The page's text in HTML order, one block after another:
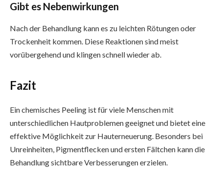
Gibt es Nebenwirkungen
Nach der Behandlung kann es zu leichten Rötungen oder
Trockenheit kommen. Diese Reaktionen sind meist
vorübergehend und klingen schnell wieder ab.
Fazit
Ein chemisches Peeling ist für viele Menschen mit
unterschiedlichen Hautproblemen geeignet und bietet eine
effektive Möglichkeit zur Hauterneuerung. Besonders bei
Unreinheiten, Pigmentflecken und ersten Fältchen kann die
Behandlung sichtbare Verbesserungen erzielen.